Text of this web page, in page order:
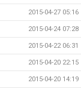
2015-04-27 05:16
2015-04-24 07:28
2015-04-22 06:31
2015-04-20 22:15
2015-04-20 14:19